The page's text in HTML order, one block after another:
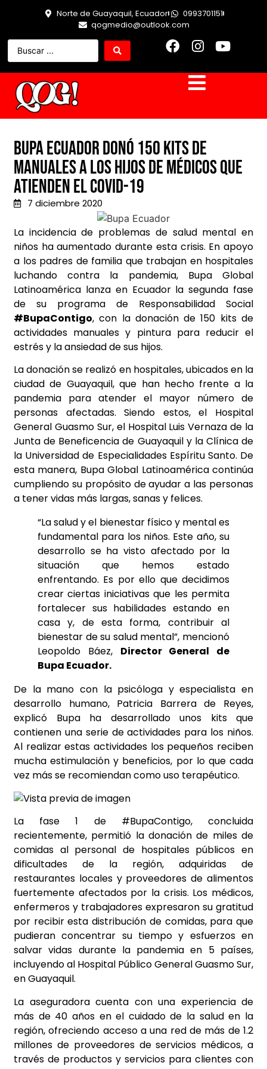
Norte de Guayaquil, Ecuador
0993701151
qogmedio@outlook.com
Bupa Ecuador donó 150 kits de
manuales a los hijos de médicos que
atienden el Covid-19
7 diciembre 2020
La incidencia de problemas de salud mental en
niños ha aumentado durante esta crisis. En apoyo
a los padres de familia que trabajan en hospitales
luchando contra la pandemia, Bupa Global
Latinoamérica lanza en Ecuador la segunda fase
de su programa de Responsabilidad Social
#BupaContigo, con la donación de 150 kits de
actividades manuales y pintura para reducir el
estrés y la ansiedad de sus hijos.
La donación se realizó en hospitales, ubicados en la
ciudad de Guayaquil, que han hecho frente a la
pandemia para atender el mayor número de
personas afectadas. Siendo estos, el Hospital
General Guasmo Sur, el Hospital Luis Vernaza de la
Junta de Beneficencia de Guayaquil y la Clínica de
la Universidad de Especialidades Espíritu Santo. De
esta manera, Bupa Global Latinoamérica continúa
cumpliendo su propósito de ayudar a las personas
a tener vidas más largas, sanas y felices.
“La salud y el bienestar físico y mental es
fundamental para los niños. Este año, su
desarrollo se ha visto afectado por la
situación que hemos estado
enfrentando. Es por ello que decidimos
crear ciertas iniciativas que les permita
fortalecer sus habilidades estando en
casa y, de esta forma, contribuir al
bienestar de su salud mental”, mencionó
Leopoldo Báez, Director General de
Bupa Ecuador.
De la mano con la psicóloga y especialista en
desarrollo humano, Patricia Barrera de Reyes,
explicó Bupa ha desarrollado unos kits que
contienen una serie de actividades para los niños.
Al realizar estas actividades los pequeños reciben
mucha estimulación y beneficios, por lo que cada
vez más se recomiendan como uso terapéutico.
La fase 1 de #BupaContigo, concluida
recientemente, permitió la donación de miles de
comidas al personal de hospitales públicos en
dificultades de la región, adquiridas de
restaurantes locales y proveedores de alimentos
fuertemente afectados por la crisis. Los médicos,
enfermeros y trabajadores expresaron su gratitud
por recibir esta distribución de comidas, para que
pudieran concentrar su tiempo y esfuerzos en
salvar vidas durante la pandemia en 5 países,
incluyendo al Hospital Público General Guasmo Sur,
en Guayaquil.
La aseguradora cuenta con una experiencia de
más de 40 años en el cuidado de la salud en la
región, ofreciendo acceso a una red de más de 1.2
millones de proveedores de servicios médicos, a
través de productos y servicios para clientes con